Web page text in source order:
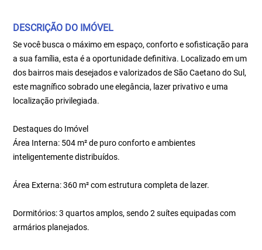
DESCRIÇÃO DO IMÓVEL
Se você busca o máximo em espaço, conforto e sofisticação para
a sua família, esta é a oportunidade definitiva. Localizado em um
dos bairros mais desejados e valorizados de São Caetano do Sul,
este magnífico sobrado une elegância, lazer privativo e uma
localização privilegiada.
Destaques do Imóvel
Área Interna: 504 m² de puro conforto e ambientes
inteligentemente distribuídos.
Área Externa: 360 m² com estrutura completa de lazer.
Dormitórios: 3 quartos amplos, sendo 2 suítes equipadas com
armários planejados.